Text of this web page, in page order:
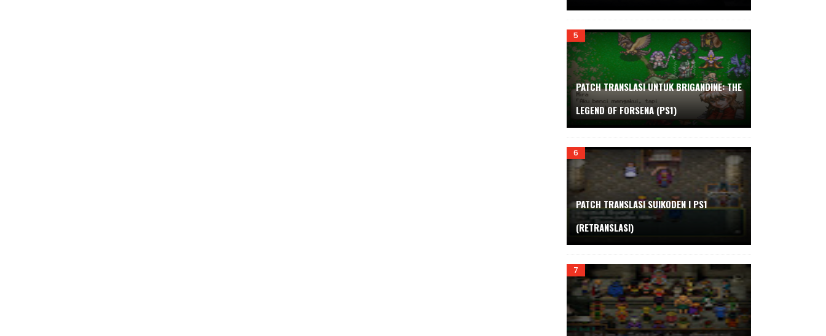
PATCH TRANSLASI UNTUK BRIGANDINE: THE
LEGEND OF FORSENA (PS1)
PATCH TRANSLASI SUIKODEN I PS1
(RETRANSLASI)